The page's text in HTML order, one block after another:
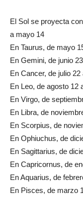
El Sol se proyecta
a mayo 14
En Taurus, de mayo
En Gemini, de junio
En Cancer, de julio 22
En Leo, de agosto 12
En Virgo, de
En Libra, de
En Scorpius, de
En Ophiuchus, de
En Sagittarius, de
En Capricornus, de
En Aquarius, de
En Pisces, de marzo